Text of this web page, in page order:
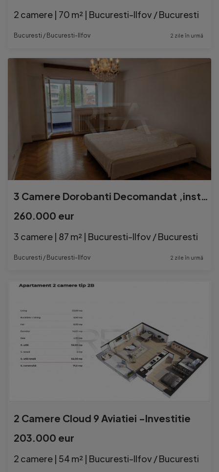
2 camere | 70 m² | Bucuresti-Ilfov / Bucuresti
Bucuresti / Bucuresti-Ilfov 2 zile în urmă
3 Camere Dorobanti Decomandat ,instalatii electrice schimba
260.000 eur
3 camere | 87 m² | Bucuresti-Ilfov / Bucuresti
Bucuresti / Bucuresti-Ilfov 2 zile în urmă
2 Camere Cloud 9 Aviatiei -Investitie
203.000 eur
2 camere | 54 m² | Bucuresti-Ilfov / Bucuresti